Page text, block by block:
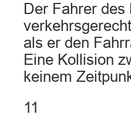
Der Fahrer
als er den
Eine Kollision
keinem
11